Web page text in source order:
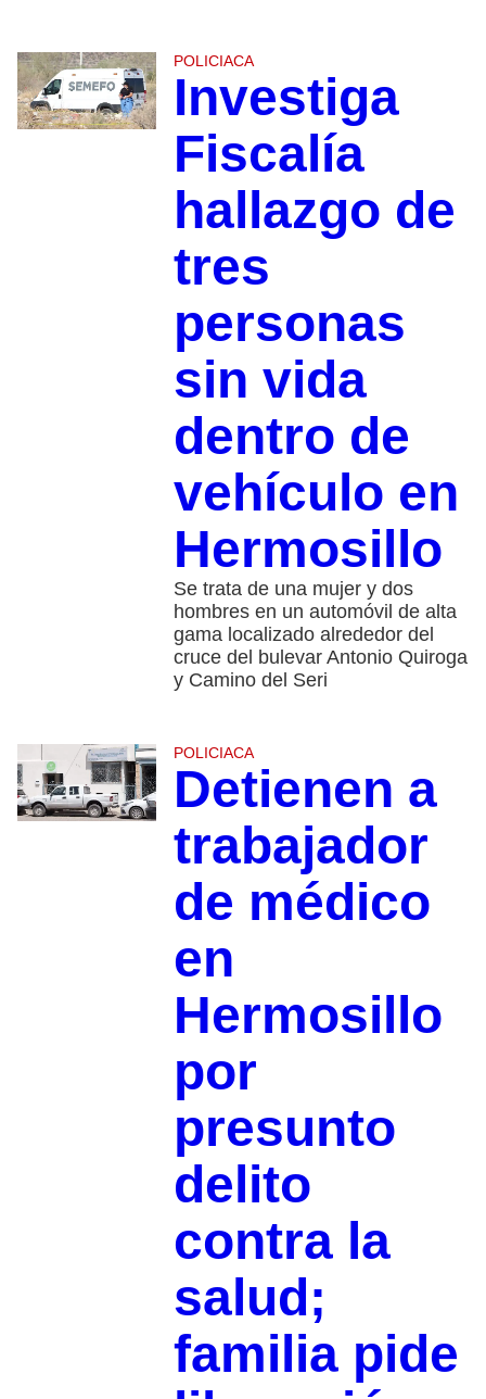
POLICIACA
Investiga
Fiscalía
hallazgo de
tres
personas
sin vida
dentro de
vehículo en
Hermosillo
Se trata de una mujer y dos
hombres en un automóvil de alta
gama localizado alrededor del
cruce del bulevar Antonio Quiroga
y Camino del Seri
POLICIACA
Detienen a
trabajador
de médico
en
Hermosillo
por
presunto
delito
contra la
salud;
familia pide